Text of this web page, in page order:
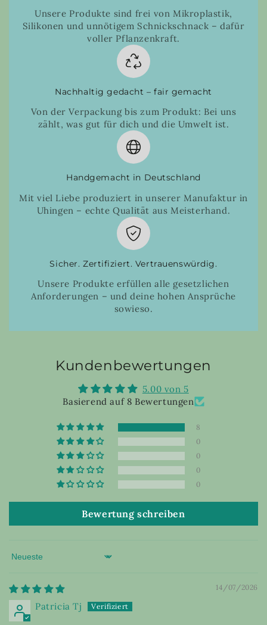
Unsere Produkte sind frei von Mikroplastik,
Silikonen und unnötigem Schnickschnack – dafür
voller Pflanzenkraft.
Nachhaltig gedacht – fair gemacht
Von der Verpackung bis zum Produkt: Bei uns
zählt, was gut für dich und die Umwelt ist.
Handgemacht in Deutschland
Mit viel Liebe produziert in unserer Manufaktur in
Uhingen – echte Qualität aus Meisterhand.
Sicher. Zertifiziert. Vertrauenswürdig.
Unsere Produkte erfüllen alle gesetzlichen
Anforderungen – und deine hohen Ansprüche
sowieso.
Kundenbewertungen
5.00 von 5
Basierend auf 8 Bewertungen
8
0
0
0
0
Bewertung schreiben
Sort by
14/07/2026
Patricia Tj